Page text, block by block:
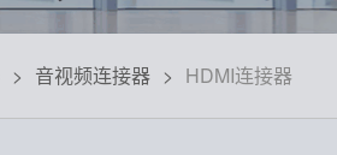
音视频连接器 HDMI连接器